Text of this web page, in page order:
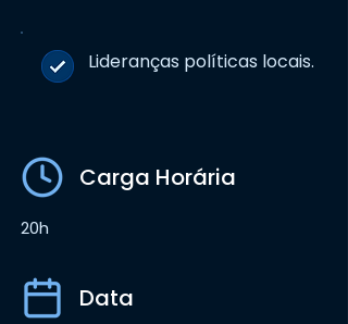
Lideranças políticas locais.
Carga Horária
20h
Data